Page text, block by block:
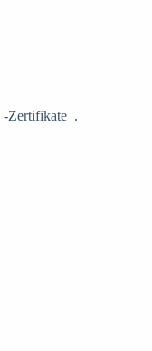
-Zertifikate .